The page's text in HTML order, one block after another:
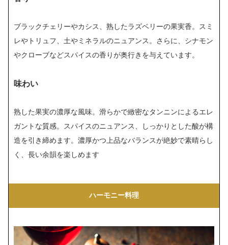
ブラックチェリーやカシス、熟したラズベリーの果実香。スミ
レやトリュフ、土やミネラルのニュアンス。さらに、シナモン
やクローブなどスパイスの香りが奥行きを与えています。
味わい
熟した果実の濃厚な風味。滑らかで緻密なタンニンによるエレ
ガントな質感。スパイスのニュアンス、しっかりとした酸が構
造を引き締めます。濃厚かつ上品なバランスが絶妙で素晴らし
く、長い余韻を楽しめます
ハーモニー料理